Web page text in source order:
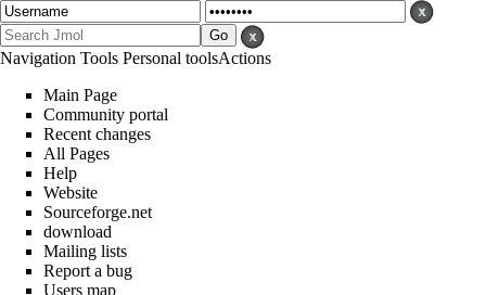
Navigation Tools Personal toolsActions
Main Page
Community portal
Recent changes
All Pages
Help
Website
Sourceforge.net
download
Mailing lists
Report a bug
Users map